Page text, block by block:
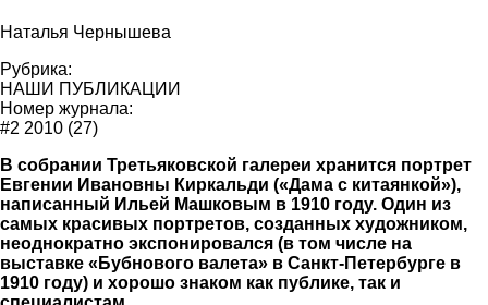
Наталья Чернышева
Рубрика:
НАШИ ПУБЛИКАЦИИ
Номер журнала:
#2 2010 (27)
В собрании Третьяковской галереи хранится портрет
Евгении Ивановны Киркальди («Дама с китаянкой»),
написанный Ильей Машковым в 1910 году. Один из
самых красивых портретов, созданных художником,
неоднократно экспонировался (в том числе на
выставке «Бубнового валета» в Санкт-Петербурге в
1910 году) и хорошо знаком как публике, так и